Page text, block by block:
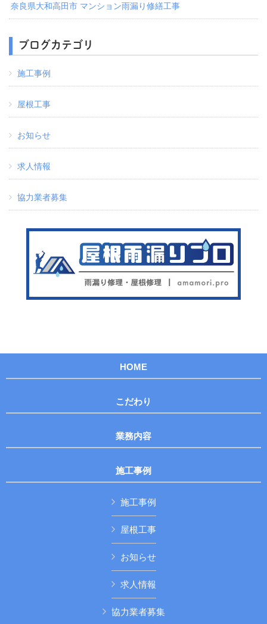
奈良県大和高田市 マンション雨漏り修繕工事
ブログカテゴリ
施工事例
屋根工事
お知らせ
求人情報
協力業者募集
HOME
こだわり
業務内容
施工事例
施工事例
屋根工事
お知らせ
求人情報
協力業者募集